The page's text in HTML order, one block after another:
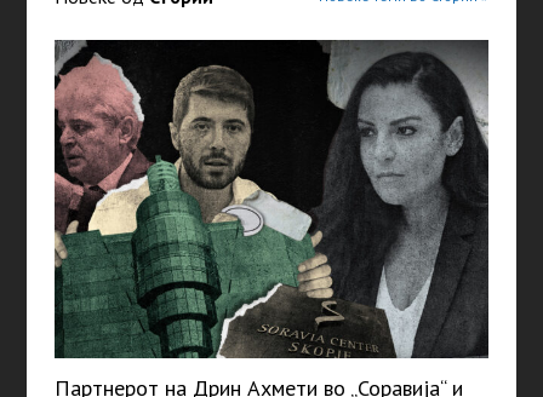
Партнерот на Дрин Ахмети во „Соравија“ и